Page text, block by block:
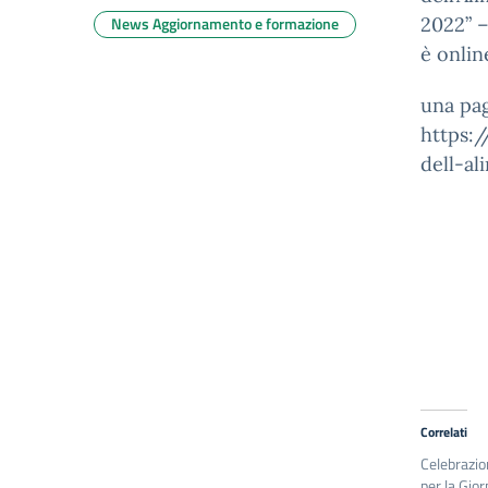
2022”
è
una
dell-
Correlati
News Aggiornamento e formazione